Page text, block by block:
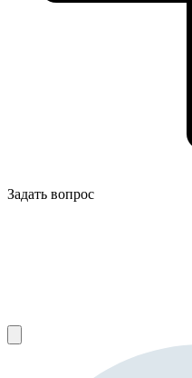
Задать вопрос